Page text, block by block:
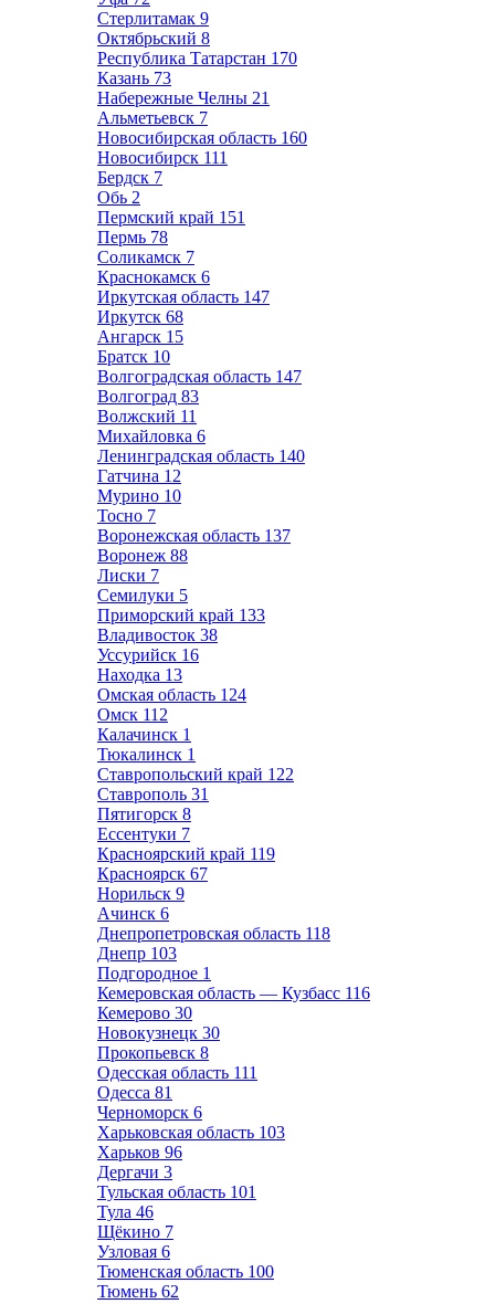
Стерлитамак 9
Октябрьский 8
Республика Татарстан 170
Казань 73
Набережные Челны 21
Альметьевск 7
Новосибирская область 160
Новосибирск 111
Бердск 7
Обь 2
Пермский край 151
Пермь 78
Соликамск 7
Краснокамск 6
Иркутская область 147
Иркутск 68
Ангарск 15
Братск 10
Волгоградская область 147
Волгоград 83
Волжский 11
Михайловка 6
Ленинградская область 140
Гатчина 12
Мурино 10
Тосно 7
Воронежская область 137
Воронеж 88
Лиски 7
Семилуки 5
Приморский край 133
Владивосток 38
Уссурийск 16
Находка 13
Омская область 124
Омск 112
Калачинск 1
Тюкалинск 1
Ставропольский край 122
Ставрополь 31
Пятигорск 8
Ессентуки 7
Красноярский край 119
Красноярск 67
Норильск 9
Ачинск 6
Днепропетровская область 118
Днепр 103
Подгородное 1
Кемеровская область — Кузбасс 116
Кемерово 30
Новокузнецк 30
Прокопьевск 8
Одесская область 111
Одесса 81
Черноморск 6
Харьковская область 103
Харьков 96
Дергачи 3
Тульская область 101
Тула 46
Щёкино 7
Узловая 6
Тюменская область 100
Тюмень 62